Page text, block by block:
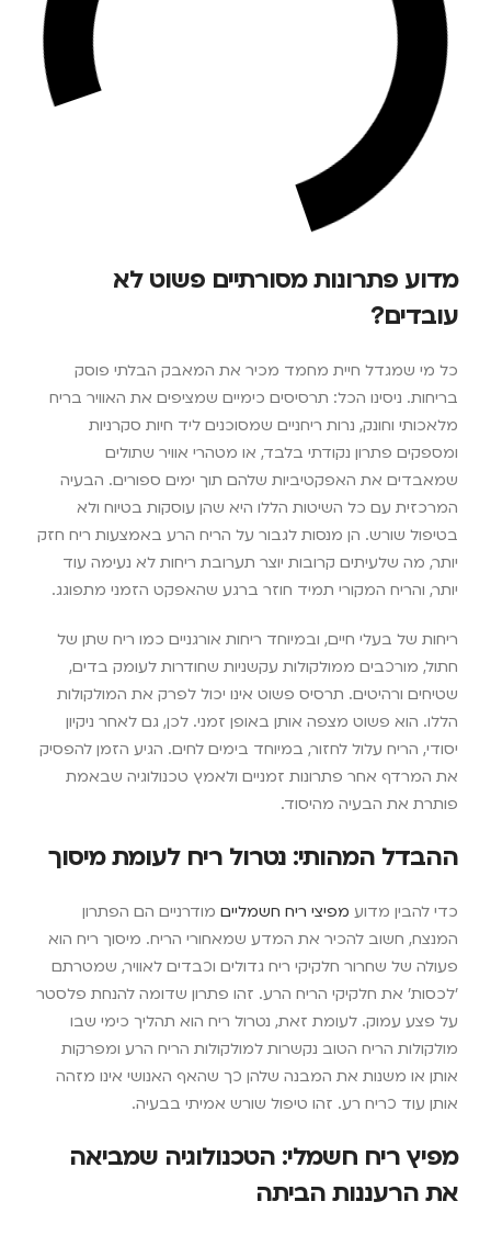
מדוע פתרונות מסורתיים פשוט לא
עובדים?
כל מי שמגדל חיית מחמד מכיר את המאבק הבלתי פוסק
בריחות. ניסינו הכל: תרסיסים כימיים שמציפים את האוויר בריח
מלאכותי וחונק, נרות ריחניים שמסוכנים ליד חיות סקרניות
ומספקים פתרון נקודתי בלבד, או מטהרי אוויר שתולים
שמאבדים את האפקטיביות שלהם תוך ימים ספורים. הבעיה
המרכזית עם כל השיטות הללו היא שהן עוסקות בטיוח ולא
בטיפול שורש. הן מנסות לגבור על הריח הרע באמצעות ריח חזק
יותר, מה שלעיתים קרובות יוצר תערובת ריחות לא נעימה עוד
יותר, והריח המקורי תמיד חוזר ברגע שהאפקט הזמני מתפוגג.
ריחות של בעלי חיים, ובמיוחד ריחות אורגניים כמו ריח שתן של
חתול, מורכבים ממולקולות עקשניות שחודרות לעומק בדים,
שטיחים ורהיטים. תרסיס פשוט אינו יכול לפרק את המולקולות
הללו. הוא פשוט מצפה אותן באופן זמני. לכן, גם לאחר ניקיון
יסודי, הריח עלול לחזור, במיוחד בימים לחים. הגיע הזמן להפסיק
את המרדף אחר פתרונות זמניים ולאמץ טכנולוגיה שבאמת
פותרת את הבעיה מהיסוד.
ההבדל המהותי: נטרול ריח לעומת מיסוך
כדי להבין מדוע מפיצי ריח חשמליים מודרניים הם הפתרון
המנצח, חשוב להכיר את המדע שמאחורי הריח. מיסוך ריח הוא
פעולה של שחרור חלקיקי ריח גדולים וכבדים לאוויר, שמטרתם
'לכסות' את חלקיקי הריח הרע. זהו פתרון שדומה להנחת פלסטר
על פצע עמוק. לעומת זאת, נטרול ריח הוא תהליך כימי שבו
מולקולות הריח הטוב נקשרות למולקולות הריח הרע ומפרקות
אותן או משנות את המבנה שלהן כך שהאף האנושי אינו מזהה
אותן עוד כריח רע. זהו טיפול שורש אמיתי בבעיה.
מפיץ ריח חשמלי: הטכנולוגיה שמביאה
את הרעננות הביתה